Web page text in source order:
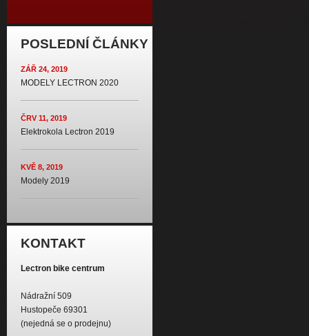
POSLEDNÍ ČLÁNKY
ZÁŘ 24, 2019
MODELY LECTRON 2020
ČRV 11, 2019
Elektrokola Lectron 2019
KVĚ 8, 2019
Modely 2019
KONTAKT
Lectron bike centrum
Nádražní 509
Hustopeče 69301
(nejedná se o prodejnu)